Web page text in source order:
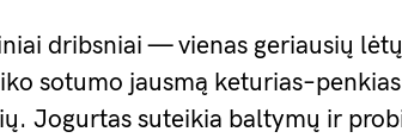
dribsniai — vienas geriausių
sotumo jausmą
Jogurtas suteikia baltymų ir